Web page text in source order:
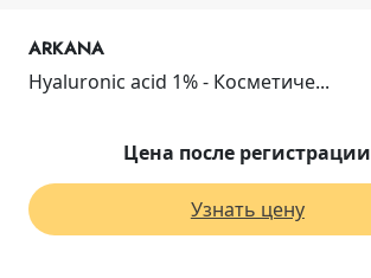
ARKANA
Hyaluronic acid 1% - Косметиче...
Цена после регистрации
Узнать цену